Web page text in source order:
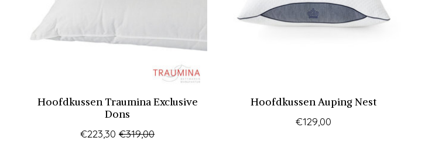
Hoofdkussen Traumina Exclusive
Dons
€223,30 €319,00
Hoofdkussen Auping Nest
€129,00